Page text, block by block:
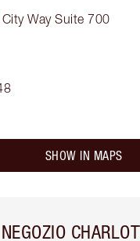
Way Suite 700
SHOW IN MAPS